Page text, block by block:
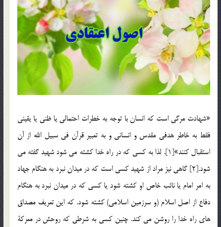
«شهادت مرگي است كه انسان با توجه به خطرات احتمالي يا ظني يا يقيني
فقط به خاطر هدفي مقدس و انساني و به تعبير قرآن في سبيل الله از آن
استقبال كنند»[1]. لذا به كسي كه در راه خدا كشته مي شود شهيد گفته مي
شود.[2] گاهي نيز مراد از شهيد كسي است كه در ميدان نبرد به هنگام جهاد
به امر امام يا نائب خاص او كشته شود يا كسي كه در ميدان نبرد به هنگام
دفاع از اصل اسلام (و سرزمين اسلامي) كشته شود. که اين تعريف مصداق
هاي راه خدا را روشن مي کند. چنين كسي به شرطي كه روحش در معركة